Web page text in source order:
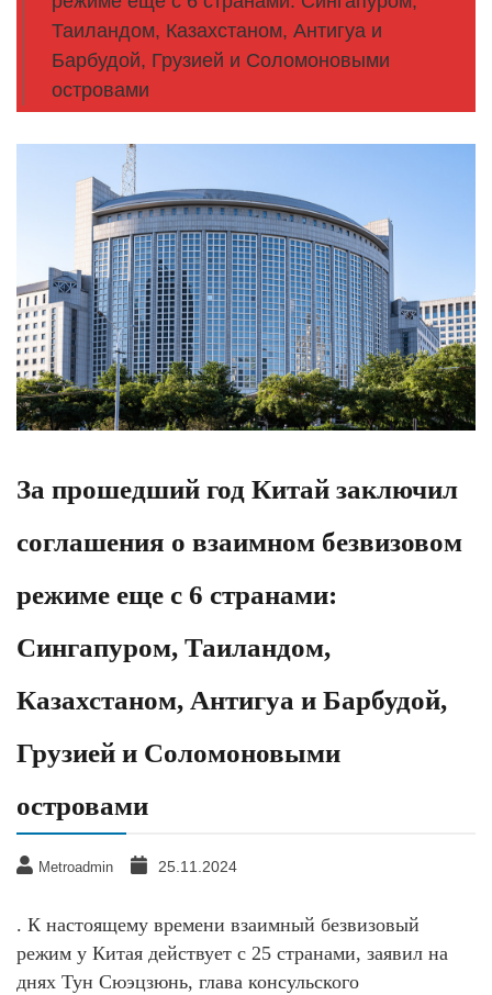
Таиландом, Казахстаном, Антигуа и
Барбудой, Грузией и Соломоновыми
островами
За прошедший год Китай заключил
соглашения о взаимном безвизовом
режиме еще с 6 странами:
Сингапуром, Таиландом,
Казахстаном, Антигуа и Барбудой,
Грузией и Соломоновыми
островами
Metroadmin 25.11.2024
. К настоящему времени взаимный безвизовый
режим у Китая действует с 25 странами, заявил на
днях Тун Сюэцзюнь, глава консульского